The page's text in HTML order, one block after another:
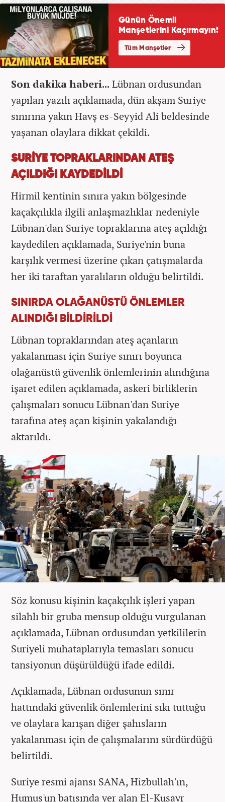
Son dakika haberi... Lübnan ordusundan
yapılan yazılı açıklamada, dün akşam Suriye
sınırına yakın Havş es-Seyyid Ali beldesinde
yaşanan olaylara dikkat çekildi.
SURİYE TOPRAKLARINDAN ATEŞ
AÇILDIĞI KAYDEDİLDİ
Hirmil kentinin sınıra yakın bölgesinde
kaçakçılıkla ilgili anlaşmazlıklar nedeniyle
Lübnan'dan Suriye topraklarına ateş açıldığı
kaydedilen açıklamada, Suriye'nin buna
karşılık vermesi üzerine çıkan çatışmalarda
her iki taraftan yaralıların olduğu belirtildi.
SINIRDA OLAĞANÜSTÜ ÖNLEMLER
ALINDIĞI BİLDİRİLDİ
Lübnan topraklarından ateş açanların
yakalanması için Suriye sınırı boyunca
olağanüstü güvenlik önlemlerinin alındığına
işaret edilen açıklamada, askeri birliklerin
çalışmaları sonucu Lübnan'dan Suriye
tarafına ateş açan kişinin yakalandığı
aktarıldı.
Söz konusu kişinin kaçakçılık işleri yapan
silahlı bir gruba mensup olduğu vurgulanan
açıklamada, Lübnan ordusundan yetkililerin
Suriyeli muhataplarıyla temasları sonucu
tansiyonun düşürüldüğü ifade edildi.
Açıklamada, Lübnan ordusunun sınır
hattındaki güvenlik önlemlerini sıkı tuttuğu
ve olaylara karışan diğer şahısların
yakalanması için de çalışmalarını sürdürdüğü
belirtildi.
Suriye resmi ajansı SANA, Hizbullah'ın,
Humus'un batısında yer alan El-Kusayr